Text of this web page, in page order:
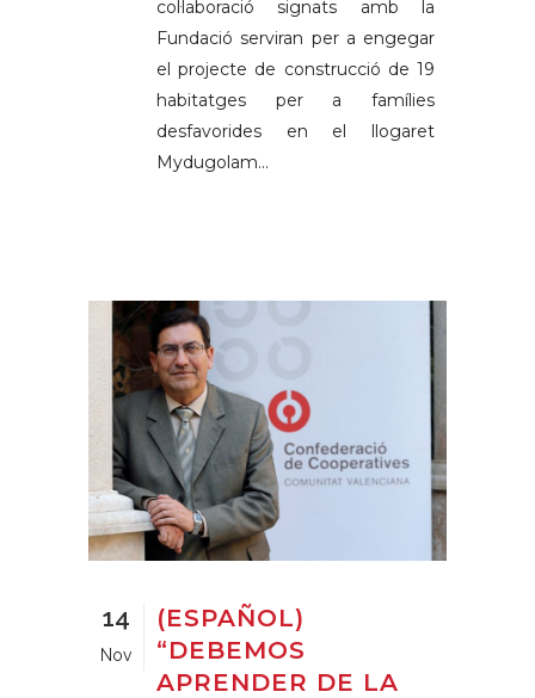
col·laboració signats amb la
Fundació serviran per a engegar
el projecte de construcció de 19
habitatges per a famílies
desfavorides en el llogaret
Mydugolam...
14
Nov
(ESPAÑOL)
“DEBEMOS
APRENDER DE LA